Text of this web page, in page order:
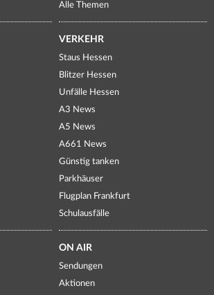
Alle Themen
VERKEHR
Staus Hessen
Blitzer Hessen
Unfälle Hessen
A3 News
A5 News
A661 News
Günstig tanken
Parkhäuser
Flugplan Frankfurt
Schulausfälle
ON AIR
Sendungen
Aktionen